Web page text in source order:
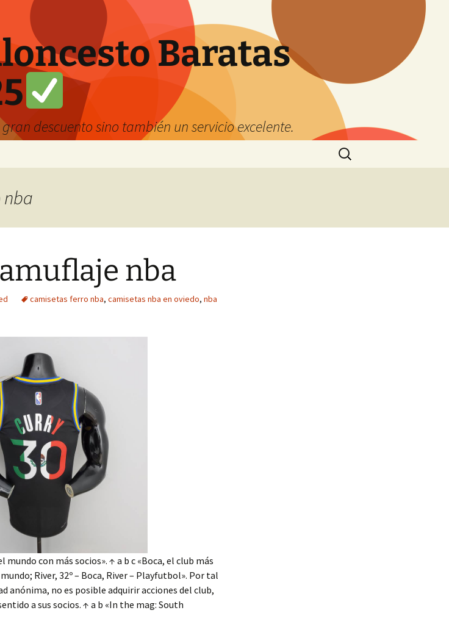
Baratas
descuento sino también un servicio excelente.
Buscar:
nba
nba
camisetas ferro nba, camisetas nba en oviedo, nba
con más socios». ↑ a b c «Boca, el club más
River, 32º – Boca, River – Playfutbol». Por tal
anónima, no es posible adquirir acciones del club,
a sus socios. ↑ a b «In the mag: South